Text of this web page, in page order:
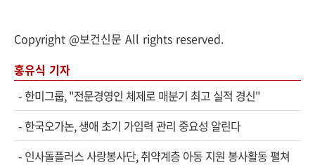
Copyright @보건신문 All rights reserved.
홍유식 기자
- 한미그룹, "전문경영인 체제로 매분기 최고 실적 경신"
- 한국오가논, 생애 초기 가임력 관리 중요성 알린다
- 인사돌플러스 사랑봉사단, 취약계층 아동 지원 봉사활동 펼쳐